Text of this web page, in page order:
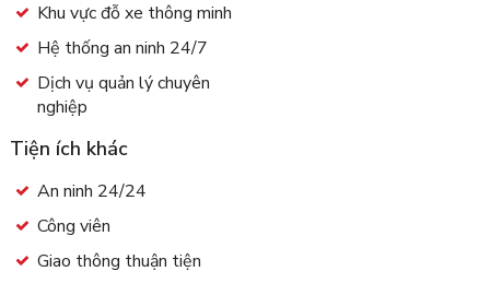
Khu vực đỗ xe thông minh
Hệ thống an ninh 24/7
Dịch vụ quản lý chuyên
nghiệp
Tiện ích khác
An ninh 24/24
Công viên
Giao thông thuận tiện